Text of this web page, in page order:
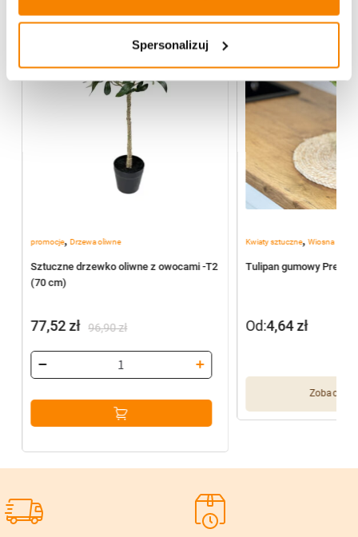
Spersonalizuj
promocje, Drzewa oliwne
Sztuczne drzewko oliwne z owocami -T2
(70 cm)
96,90zł
cena
wynosiła:
96,90 zł.
77,52zł
cena
wynosi:
77,52 zł.
Kwiaty sztuczne,Wiosna
Tulipan gumowy
Zobacz
Od:4,64zł